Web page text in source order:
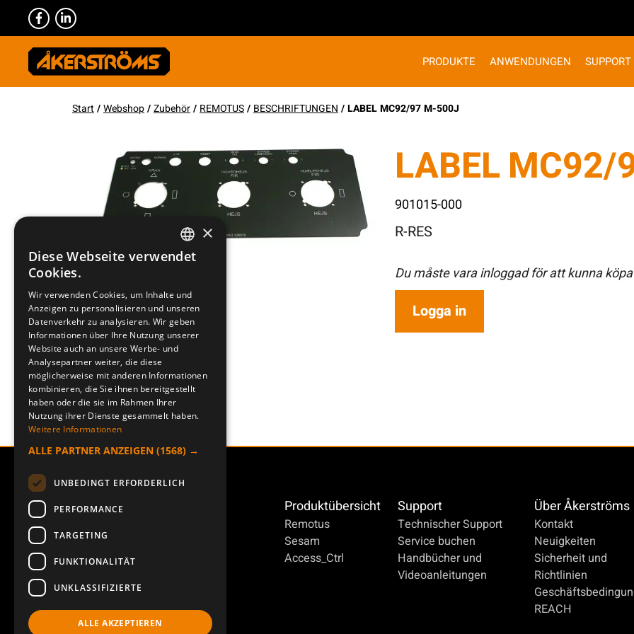
PRODUKTE ANWENDUNGEN SUPPORT
Start /Webshop/Zubehör/ REMOTUS/ BESCHRIFTUNGEN / LABEL MC92/97 M-500J
LABEL
901015-000
R-RES
Du måste vara inloggad för att kunna
Logga in
Produktübersicht
Remotus
Sesam
Access_Ctrl
Support
Technischer Support
Service buchen
Handbücher und
Videoanleitungen
Über Åkerströms
Kontakt
Neuigkeiten
Sicherheit und
Richtlinien
REACH
SWEDISH
DEUTSCH
×
Diese Webseite verwendet
Cookies.
Wir verwenden Cookies, um Inhalte und
Anzeigen zu personalisieren und unseren
Datenverkehr zu analysieren. Wir geben
Informationen über Ihre Nutzung unserer
Website auch an unsere Werbe- und
Analysepartner weiter, die diese
möglicherweise mit anderen Informationen
kombinieren, die Sie ihnen bereitgestellt
haben oder die sie im Rahmen Ihrer
Nutzung ihrer Dienste gesammelt haben.
Weitere Informationen
ALLE PARTNER ANZEIGEN (1568) →
UNBEDINGT ERFORDERLICH
PERFORMANCE
TARGETING
FUNKTIONALITÄT
UNKLASSIFIZIERTE
ALLE AKZEPTIEREN